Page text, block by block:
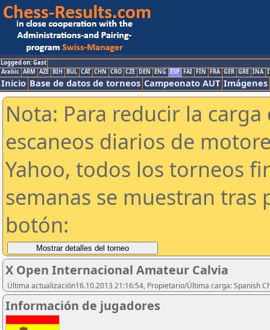
Logged on: Gast
Arabic ARM AZE BIH BUL CAT CHN CRO CZE DEN ENG ESP FAI FIN FRA GER GRE INA
Inicio Base de datos de torneos Campeonato AUT Imágenes
Nota: Para reducir la
escaneos diarios de
Yahoo, todos los torneos
semanas se muestran tras
botón:
X Open Internacional Amateur Calvia
Última actualización16.10.2013 21:16:54, Propietario/Última carga: Spanish
Información de jugadores